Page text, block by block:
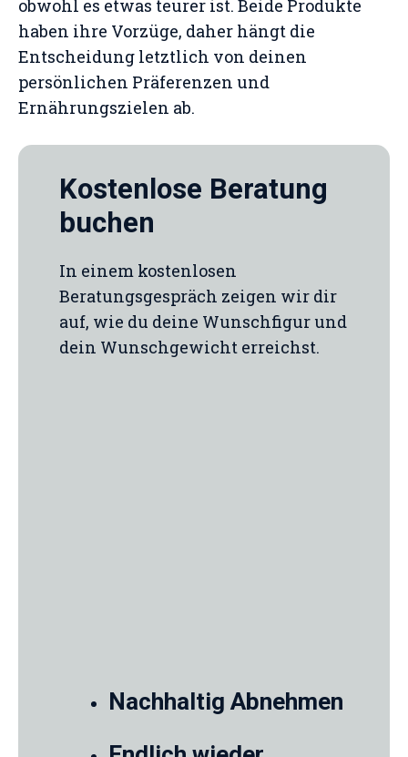
obwohl es etwas teurer ist. Beide Produkte
haben ihre Vorzüge, daher hängt die
Entscheidung letztlich von deinen
persönlichen Präferenzen und
Ernährungszielen ab.
Kostenlose Beratung
buchen
In einem kostenlosen
Beratungsgespräch zeigen wir dir
auf, wie du deine Wunschfigur und
dein Wunschgewicht erreichst.
Nachhaltig Abnehmen